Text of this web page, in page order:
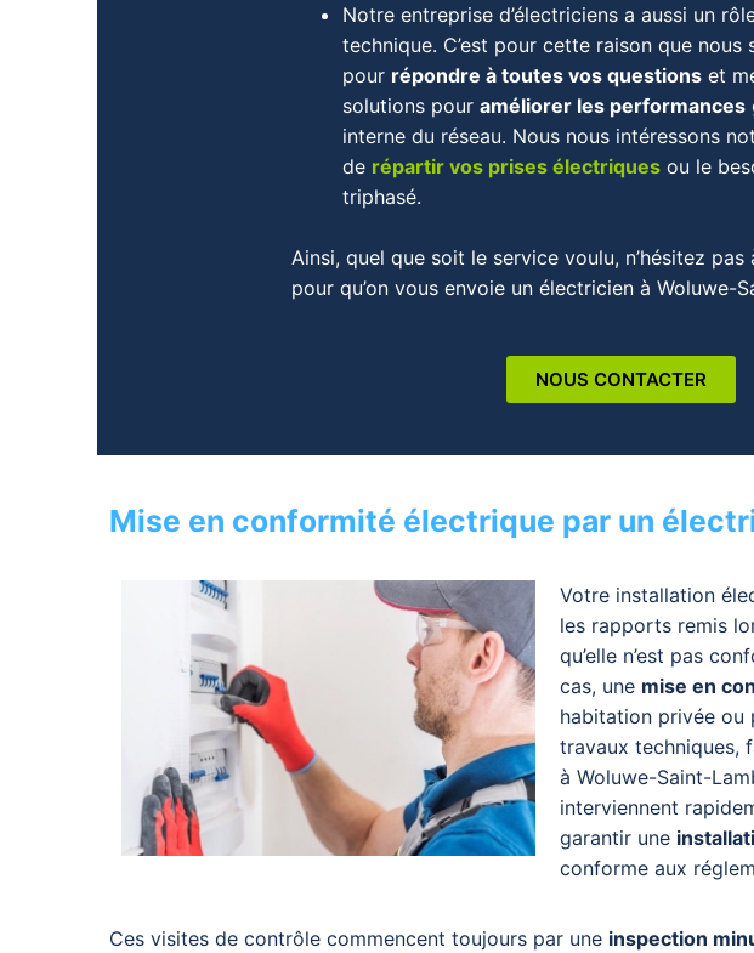
Notre entreprise d’électriciens a aussi un
technique. C’est pour cette raison que nous
pour répondre à toutes vos questionset
solutions pour améliorer les performances
interne du réseau. Nous nous intéressons
de répartir vos prises électriquesou le
triphasé.
Ainsi, quel que soit le service voulu, n’hésitez
pour qu’on vous envoie un électricien à Woluwe-
NOUS CONTACTER
Mise en conformité électrique par un
Votre installation
les rapports remis
qu’elle n’est pas
cas, une mise en
habitation privée ou
travaux techniques,
à Woluwe-Saint-
interviennent
garantir une
conforme aux
Ces visites de contrôle commencent toujours par une inspection